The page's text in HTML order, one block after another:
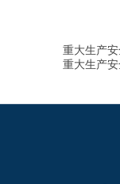
重大生产
重大生产